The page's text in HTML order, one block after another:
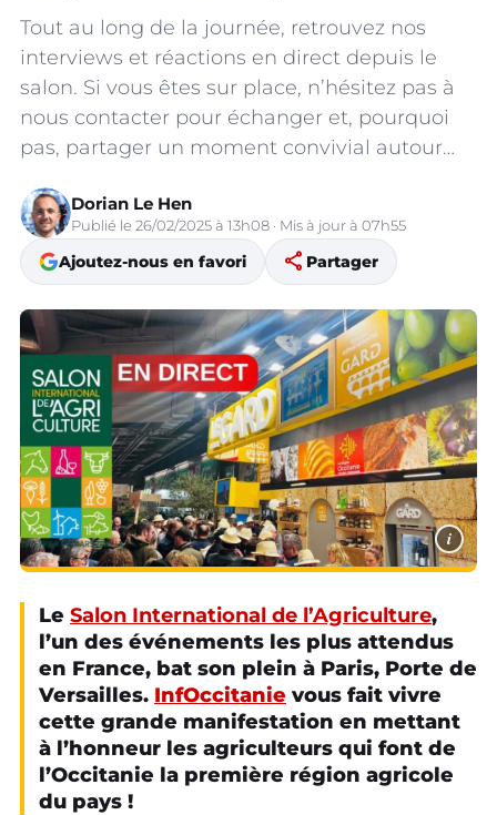
Tout au long de la journée, retrouvez nos
interviews et réactions en direct depuis le
salon. Si vous êtes sur place, n’hésitez pas à
nous contacter pour échanger et, pourquoi
pas, partager un moment convivial autour…
Dorian Le Hen
Publié le 26/02/2025 à 13h08 · Mis à jour à 07h55
Ajoutez-nous en favori share Partager
i
Le Salon International de l’Agriculture,
l’un des événements les plus attendus
en France, bat son plein à Paris, Porte de
Versailles. InfOccitanie vous fait vivre
cette grande manifestation en mettant
à l’honneur les agriculteurs qui font de
l’Occitanie la première région agricole
du pays !